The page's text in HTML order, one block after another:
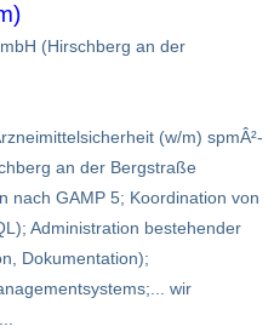
(Hirschberg an der
(w/m) spmÂ²-
an der Bergstraße
nach GAMP 5; Koordination von
Administration bestehender
Dokumentation);
wir